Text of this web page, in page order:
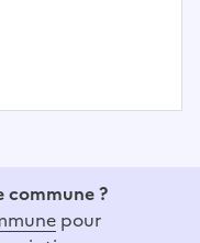
commune ?
pour